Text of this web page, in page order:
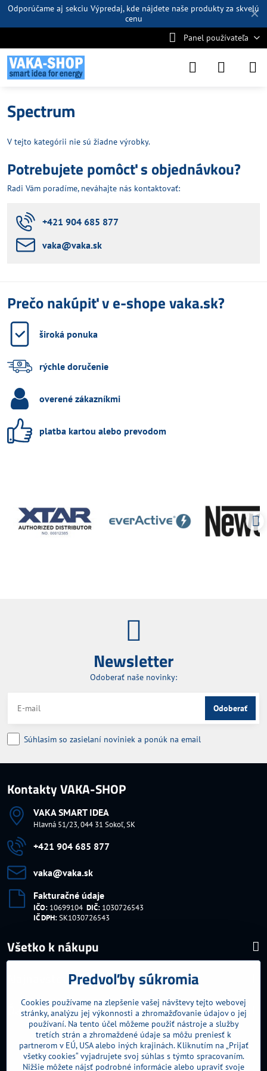
✕
Odporúčame aj sekciu Výpredaj, kde nájdete naše produkty za skvelú
cenu
Panel používateľa
Spectrum
V tejto kategórii nie sú žiadne výrobky.
Potrebujete pomôcť s objednávkou?
Radi Vám poradíme, neváhajte nás kontaktovať:
+421 904 685 877
vaka​@vaka​.sk
Prečo nakúpiť v e-shope vaka.sk?
široká ponuka
rýchle doručenie
overené zákazníkmi
platba kartou alebo prevodom
Newsletter
Odoberať naše novinky:
Odoberať
Súhlasim so zasielaní noviniek a ponúk na email
Kontakty VAKA-SHOP
VAKA SMART IDEA
Hlavná 51/23, 044 31 Sokoľ, SK
+421 904 685 877
vaka​@vaka​.sk
Fakturačné údaje
IČO: 10699104 DIČ: 1030726543
IČ DPH:SK1030726543
Všetko k nákupu
Najnavštevovanejšie kategórie
Ďalšie kategórie
Predvoľby súkromia
Cookies používame na zlepšenie vašej návštevy tejto webovej
stránky, analýzu jej výkonnosti a zhromažďovanie údajov o jej
používaní. Na tento účel môžeme použiť nástroje a služby
tretích strán a zhromaždené údaje sa môžu preniesť k
partnerom v EÚ, USA alebo iných krajinách. Kliknutím na „Prijať
všetky cookies“ vyjadrujete svoj súhlas s týmto spracovaním.
Nižšie môžete nájsť podrobné informácie alebo upraviť svoje